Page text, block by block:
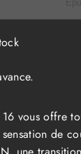
vous offre
de